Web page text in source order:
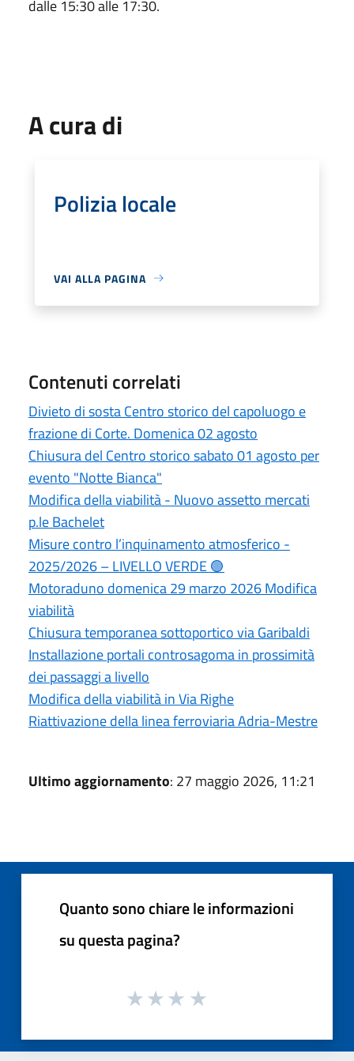
dalle 15:30 alle 17:30.
A cura di
Polizia locale
VAI ALLA PAGINA
Contenuti correlati
Divieto di sosta Centro storico del capoluogo e
frazione di Corte. Domenica 02 agosto
Chiusura del Centro storico sabato 01 agosto per
evento "Notte Bianca"
Modifica della viabilità - Nuovo assetto mercati
p.le Bachelet
Misure contro l’inquinamento atmosferico -
2025/2026 – LIVELLO VERDE 🟢
Motoraduno domenica 29 marzo 2026 Modifica
viabilità
Chiusura temporanea sottoportico via Garibaldi
Installazione portali controsagoma in prossimità
dei passaggi a livello
Modifica della viabilità in Via Righe
Riattivazione della linea ferroviaria Adria-Mestre
Ultimo aggiornamento: 27 maggio 2026, 11:21
Quanto sono chiare le informazioni
su questa pagina?